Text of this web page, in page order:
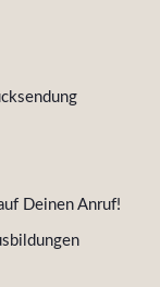
Deinen Anruf!